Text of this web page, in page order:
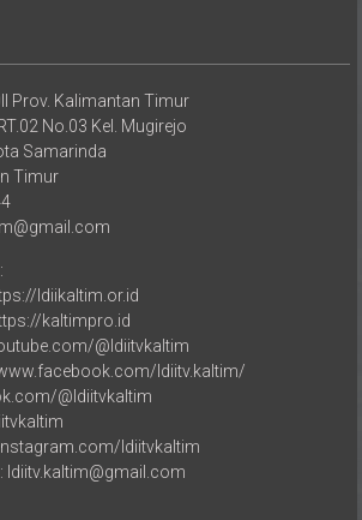
No.03 Kel. Mugirejo
Samarinda
Timur
ldiikaltim.or.id
kaltimpro.id
@ldiitvkaltim
ldiitv.kaltim/
@ldiitvkaltim
ldiitvkaltim
ldiitv.kaltim@gmail.com